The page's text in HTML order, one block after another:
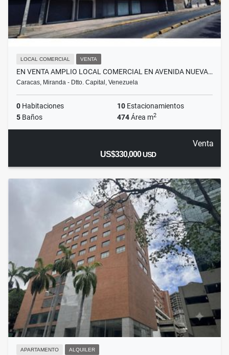
LOCAL COMERCIAL VENTA
EN VENTA AMPLIO LOCAL COMERCIAL EN AVENIDA NUEVA…
Caracas, Miranda - Dtto. Capital, Venezuela
0 Habitaciones 10 Estacionamientos
5 Baños 474Área m2
Venta
US$330,000USD
APARTAMENTO ALQUILER